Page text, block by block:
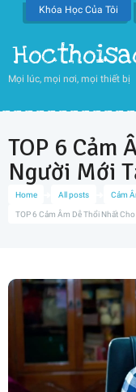
Khóa Học Của Tôi
Mọi lúc, mọi nơi, mọi thiết bị
Home All posts Cảm
TOP 6 Cảm Âm Dễ Thổi Nhất
TOP 6 Cảm
Người Mới